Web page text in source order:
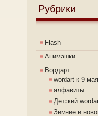
Рубрики
Flash
Анимашки
Вордарт
wordart к 9 мая
алфавиты
Детский
Зимние и